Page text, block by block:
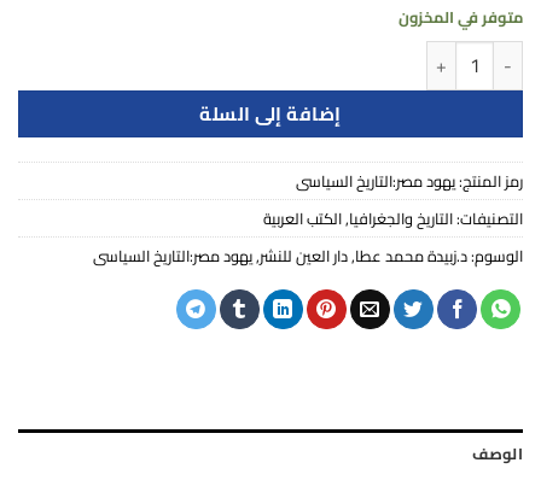
متوفر في المخزون
كمية يهود مصر:التاريخ السياسى
إضافة إلى السلة
رمز المنتج:يهود مصر:التاريخ السياسى
التصنيفات:التاريخ والجغرافيا,الكتب العربية
الوسوم:د.زبيدة محمد عطا,دار العين للنشر,يهود مصر:التاريخ السياسى
الوصف